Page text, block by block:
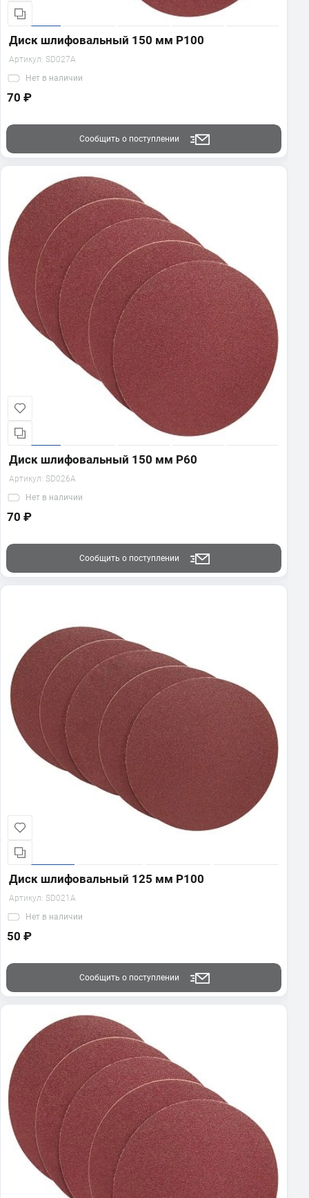
Диск шлифовальный 150 мм Р100
Артикул: SD027A
Нет в наличии
70 ₽
Сообщить о поступлении
Диск шлифовальный 150 мм Р60
Артикул: SD026A
Нет в наличии
70 ₽
Сообщить о поступлении
Диск шлифовальный 125 мм Р100
Артикул: SD021A
Нет в наличии
50 ₽
Сообщить о поступлении